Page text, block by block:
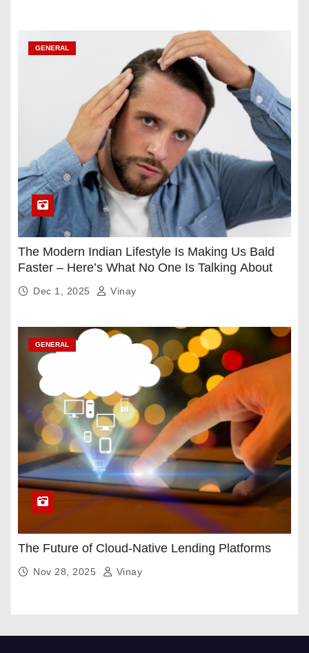
GENERAL
The Modern Indian Lifestyle Is Making Us Bald
Faster – Here’s What No One Is Talking About
Dec 1, 2025 Vinay
GENERAL
The Future of Cloud-Native Lending Platforms
Nov 28, 2025 Vinay